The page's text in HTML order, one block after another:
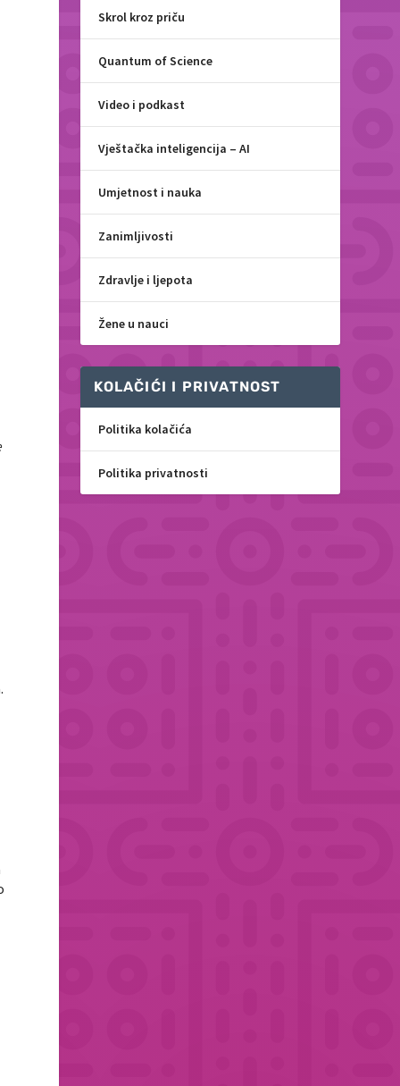
Skrol kroz priču
Quantum of Science
Video i podkast
Vještačka inteligencija – AI
Umjetnost i nauka
Zanimljivosti
Zdravlje i ljepota
Žene u nauci
KOLAČIĆI I PRIVATNOST
Politika kolačića
Politika privatnosti